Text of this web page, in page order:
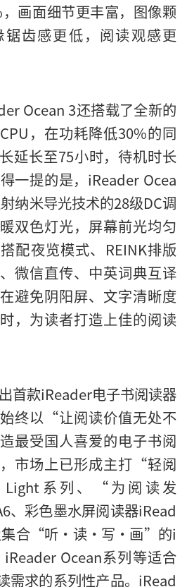
画面细节更丰富，图像颗
齿感更低，阅读观感更
Ocean 3还搭载了全新的
，在功耗降低30%的同
延长至75小时，待机时长
一提的是，iReader Ocea
纳米导光技术的28级DC调
双色灯光，屏幕前光均匀
配夜览模式、REINK排版
微信直传、中英词典互译
避免阴阳屏、文字清晰度
，为读者打造上佳的阅读
首款iReader电子书阅读器
终以“让阅读价值无处不
最受国人喜爱的电子书阅
市场上已形成主打“轻阅
Light系列、“为阅读发
、彩色墨水屏阅读器iRead
集合“听·读·写·画”的i
Ocean系列等适合
需求的系列性产品。iRead